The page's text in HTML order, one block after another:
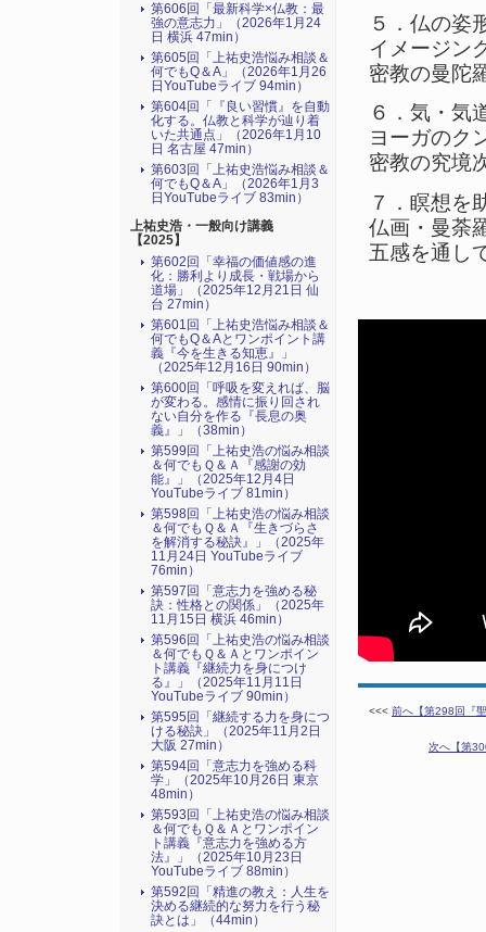
５．仏の姿
イメージン
密教の曼陀
６．気・気
ヨーガのク
密教の究境
７．瞑想を
仏画・曼荼
五感を通し
<<< 前へ【第298回『
次へ【第
第606回「最新科学×仏教：最
強の意志力」（2026年1月24
日 横浜 47min）
第605回「上祐史浩悩み相談＆
何でもQ＆A」（2026年1月26
日YouTubeライブ 94min）
第604回「『良い習慣』を自動
化する。仏教と科学が辿り着
いた共通点」（2026年1月10
日 名古屋 47min）
第603回「上祐史浩悩み相談＆
何でもQ＆A」（2026年1月3
日YouTubeライブ 83min）
上祐史浩・一般向け講義
【2025】
第602回「幸福の価値感の進
化：勝利より成長・戦場から
道場」（2025年12月21日 仙
台 27min）
第601回「上祐史浩悩み相談＆
何でもQ＆Aとワンポイント講
義『今を生きる知恵』」
（2025年12月16日 90min）
第600回「呼吸を変えれば、脳
が変わる。感情に振り回され
ない自分を作る『長息の奥
義』」（38min）
第599回「上祐史浩の悩み相談
＆何でもＱ＆Ａ『感謝の効
能』」（2025年12月4日
YouTubeライブ 81min）
第598回「上祐史浩の悩み相談
＆何でもＱ＆Ａ『生きづらさ
を解消する秘訣』​」（2025年
11月24日 YouTubeライブ
76min）
第597回「意志力を強める秘
訣：性格との関係」（2025年
11月15日 横浜 46min）
第596回「上祐史浩の悩み相談
＆何でもＱ＆Ａとワンポイン
ト講義『継続力を身につけ
る』​」（2025年11月11日
YouTubeライブ 90min）
第595回「継続する力を身につ
ける秘訣」（2025年11月2日
大阪 27min）
第594回「意志力を強める科
学」（2025年10月26日 東京
48min）
第593回「上祐史浩の悩み相談
＆何でもＱ＆Ａとワンポイン
ト講義『意志力を強める方
法』​」（2025年10月23日
YouTubeライブ 88min）
第592回「精進の教え：人生を
決める継続的な努力を行う秘
訣とは」（44min）